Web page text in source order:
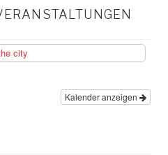
city
Kalender anzeigen